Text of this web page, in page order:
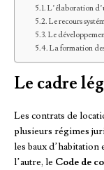
L’élaboration
Le recours
Le
La formation
Le cadre
Les contrats de
plusieurs régimes
les baux
l’autre, le Code de